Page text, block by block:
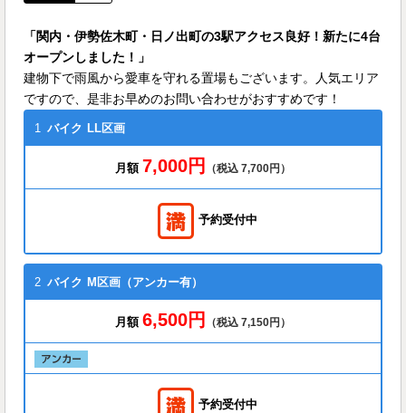
「関内・伊勢佐木町・日ノ出町の3駅アクセス良好！新たに4台
オープンしました！」
建物下で雨風から愛車を守れる置場もございます。人気エリア
ですので、是非お早めのお問い合わせがおすすめです！
1 バイク LL区画
月額 7,000円 （税込 7,700円）
予約受付中
2 バイク M区画（アンカー有）
月額 6,500円 （税込 7,150円）
予約受付中